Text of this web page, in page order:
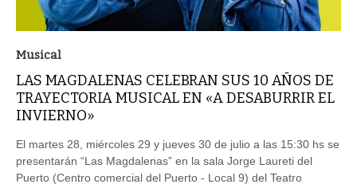
Musical
LAS MAGDALENAS CELEBRAN SUS 10 AÑOS DE
TRAYECTORIA MUSICAL EN «A DESABURRIR EL
INVIERNO»
El martes 28, miércoles 29 y jueves 30 de julio a las 15:30 hs se
presentarán “Las Magdalenas” en la sala Jorge Laureti del
Puerto (Centro comercial del Puerto - Local 9) del Teatro